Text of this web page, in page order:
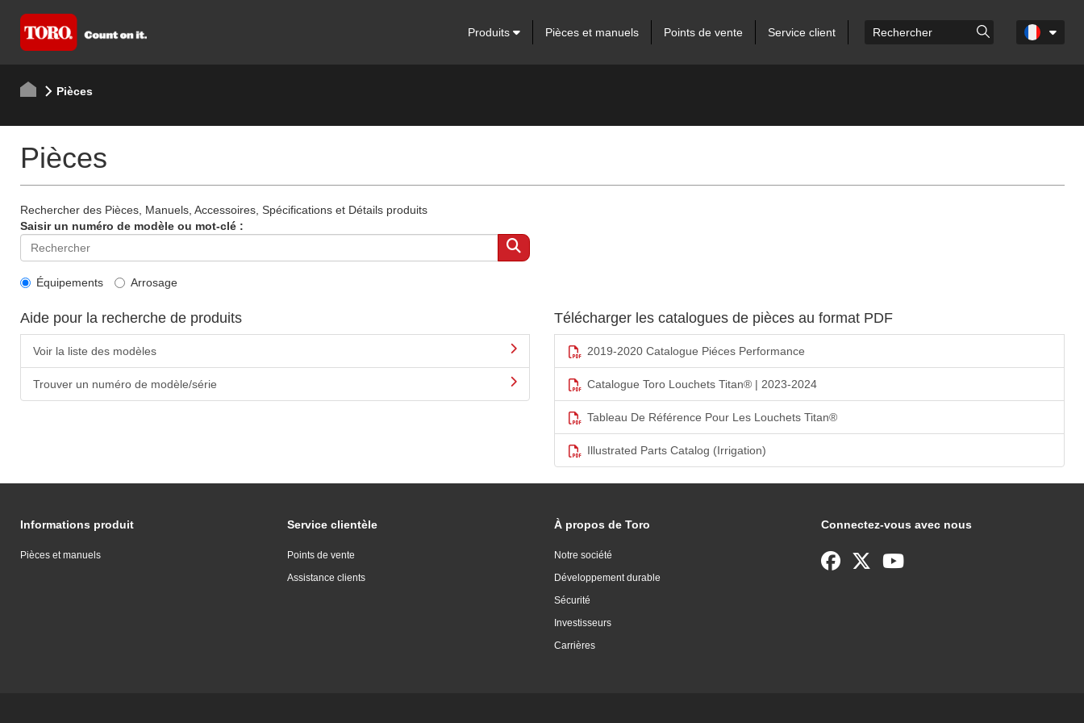
Produits Pièces et manuels Points de vente Service client
Pièces
Pièces
Rechercher des Pièces, Manuels, Accessoires, Spécifications et Détails produits
Saisir un numéro de modèle ou mot-clé :
Équipements Arrosage
Aide pour la recherche de produits
Voir la liste des modèles
Trouver un numéro de modèle/série
Télécharger les catalogues de pièces au format PDF
2019-2020 Catalogue Piéces Performance
Catalogue Toro Louchets Titan® | 2023-2024
Tableau De Référence Pour Les Louchets Titan®
Illustrated Parts Catalog (Irrigation)
Informations produit
Pièces et manuels
Service clientèle
Points de vente
Assistance clients
À propos de Toro
Notre société
Développement durable
Sécurité
Investisseurs
Carrières
Connectez-vous avec nous